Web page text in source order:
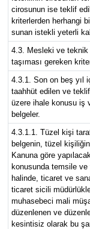
cirosunun ise teklif
kriterlerden herhangi
sunan istekli yeterli
4.3. Mesleki ve teknik
taşıması gereken
4.3.1. Son on beş yıl
taahhüt edilen ve
üzere ihale konusu iş
belgeler.
4.3.1.1. Tüzel kişi
belgenin, tüzel
Kanuna göre
konusunda temsile
halinde, ticaret ve
ticaret sicili
muhasebeci mali
düzenlenen ve
kesintisiz olarak bu